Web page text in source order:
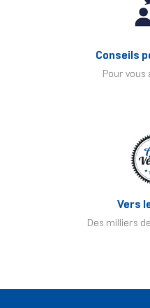
Conseils
Pour vous
Vers
Des milliers